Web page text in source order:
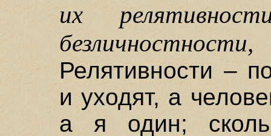
их
Релятивности –
и уходят, а
а я один;